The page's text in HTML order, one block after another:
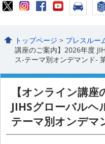
トップページ > プレスルー
講座のご案内】2026年度
ス-テーマ別オンデマンド-
【オンライン講
JIHSグローバル
テーマ別オンデマ